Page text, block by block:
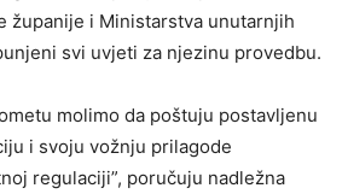
županije i Ministarstva unutarnjih
svi uvjeti za njezinu provedbu.
molimo da poštuju postavljenu
i svoju vožnju prilagode
regulaciji”, poručuju nadležna